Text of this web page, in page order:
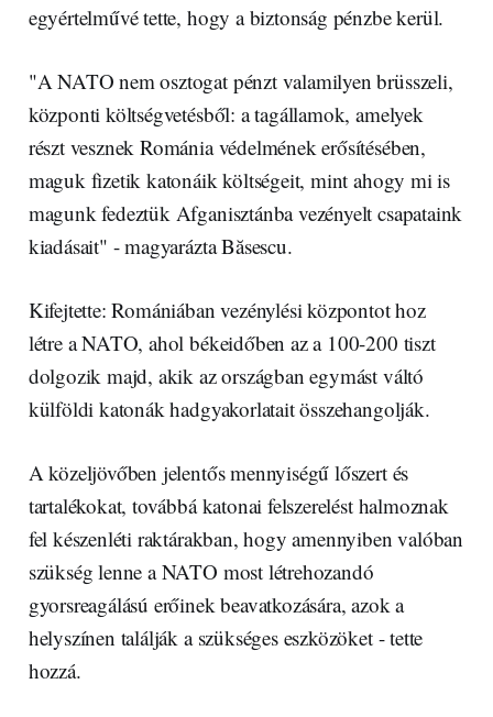
egyértelművé tette, hogy a biztonság pénzbe kerül.
"A NATO nem osztogat pénzt valamilyen brüsszeli,
központi költségvetésből: a tagállamok, amelyek
részt vesznek Románia védelmének erősítésében,
maguk fizetik katonáik költségeit, mint ahogy mi is
magunk fedeztük Afganisztánba vezényelt csapataink
kiadásait" - magyarázta Băsescu.
Kifejtette: Romániában vezénylési központot hoz
létre a NATO, ahol békeidőben az a 100-200 tiszt
dolgozik majd, akik az országban egymást váltó
külföldi katonák hadgyakorlatait összehangolják.
A közeljövőben jelentős mennyiségű lőszert és
tartalékokat, továbbá katonai felszerelést halmoznak
fel készenléti raktárakban, hogy amennyiben valóban
szükség lenne a NATO most létrehozandó
gyorsreagálású erőinek beavatkozására, azok a
helyszínen találják a szükséges eszközöket - tette
hozzá.